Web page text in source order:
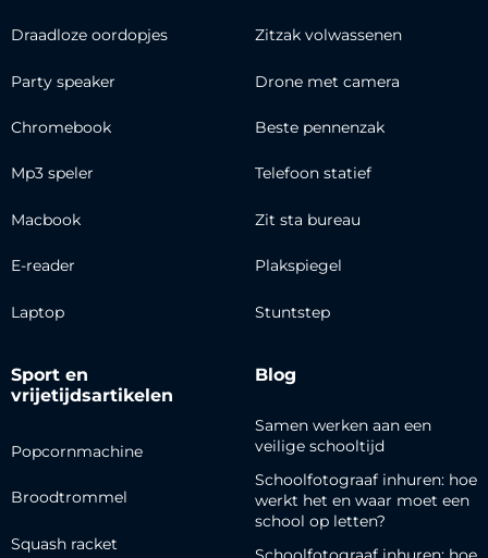
Draadloze oordopjes
Party speaker
Chromebook
Mp3 speler
Macbook
E-reader
Laptop
Zitzak volwassenen
Drone met camera
Beste pennenzak
Telefoon statief
Zit sta bureau
Plakspiegel
Stuntstep
Sport en
vrijetijdsartikelen
Popcornmachine
Broodtrommel
Squash racket
Blog
Samen werken aan een
veilige schooltijd
Schoolfotograaf inhuren: hoe
werkt het en waar moet een
school op letten?